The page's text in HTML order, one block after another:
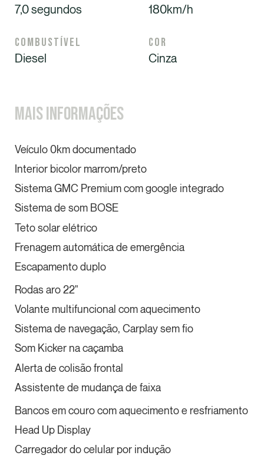
7,0 segundos
180km/h
Combustível
Diesel
Cor
Cinza
Mais informações
Veículo 0km documentado
Interior bicolor marrom/preto
Sistema GMC Premium com google integrado
Sistema de som BOSE
Teto solar elétrico
Frenagem automática de emergência
Escapamento duplo
Rodas aro 22"
Volante multifuncional com aquecimento
Sistema de navegação, Carplay sem fio
Som Kicker na caçamba
Alerta de colisão frontal
Assistente de mudança de faixa
Bancos em couro com aquecimento e resfriamento
Head Up Display
Carregador do celular por indução